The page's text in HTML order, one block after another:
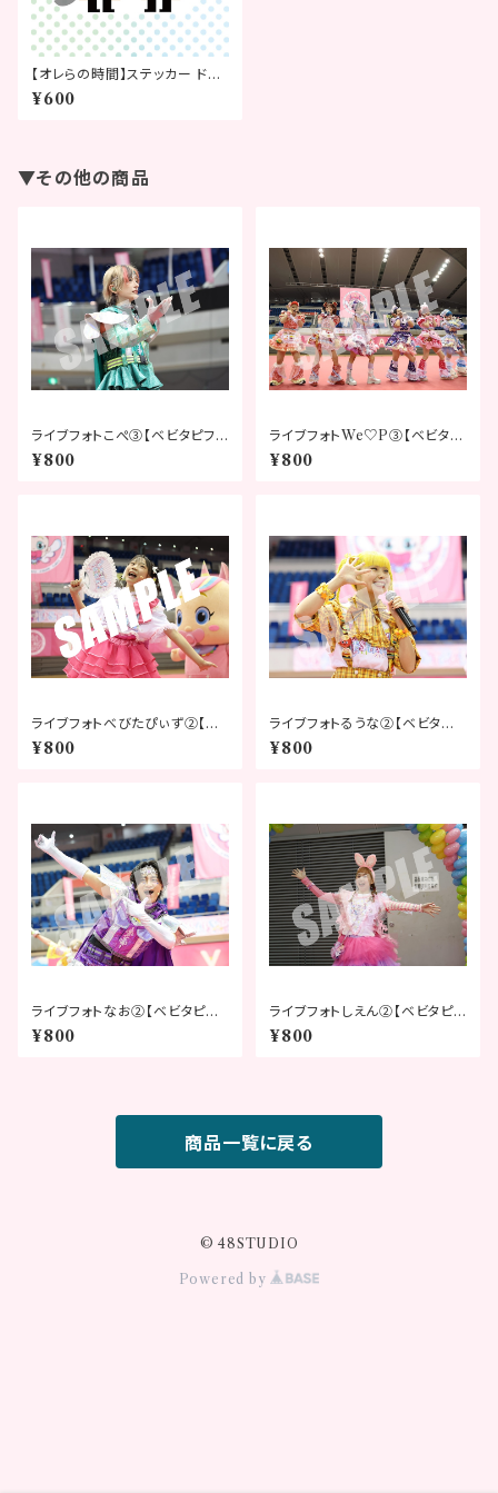
【オレらの時間】ステッカー ドッ
ト柄Ver.
¥600
▼その他の商品
ライブフォトこぺ③【ベビタピフェ
スティバル2026】
¥800
ライブフォトWe♡P③【ベビタピ
フェスティバル2026】
¥800
ライブフォトべびたぴぃず②【ベ
ビタピフェスティバル2026】
¥800
ライブフォトるうな②【ベビタピフ
ェスティバル2026】
¥800
ライブフォトなお②【ベビタピフ
ェスティバル2026】
¥800
ライブフォトしえん②【ベビタピフ
ェスティバル2026】
¥800
商品一覧に戻る
© 48STUDIO
Powered by